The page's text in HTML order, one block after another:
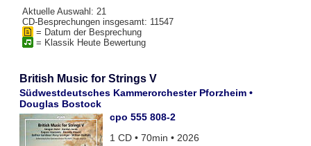
Aktuelle Auswahl: 21
CD-Besprechungen insgesamt: 11547
= Datum der Besprechung
= Klassik Heute Bewertung
British Music for Strings V
Südwestdeutsches Kammerorchester Pforzheim •
Douglas Bostock
cpo 555 808-2
1 CD • 70min • 2026